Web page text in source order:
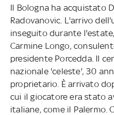
Il Bologna ha acquistato
Radovanovic. L'arrivo
inseguito durante
Carmine Longo,
presidente Porcedda. Il
nazionale 'celeste', 30
proprietario. È arrivato
cui il giocatore era stato
italiane, come il Palermo.